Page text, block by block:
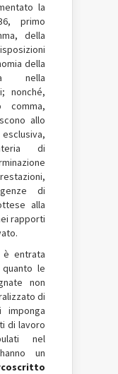
la
primo
della
della
nella
nonché,
comma,
allo
di
di
alla
rapporti
è entrata
le
non
di
imponga
di lavoro
nel
un